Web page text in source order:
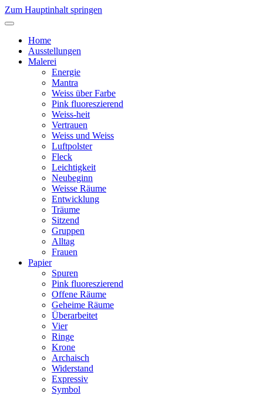
Zum Hauptinhalt springen
Home
Ausstellungen
Malerei
Energie
Mantra
Weiss über Farbe
Pink fluoreszierend
Weiss-heit
Vertrauen
Weiss und Weiss
Luftpolster
Fleck
Leichtigkeit
Neubeginn
Weisse Räume
Entwicklung
Träume
Sitzend
Gruppen
Alltag
Frauen
Papier
Spuren
Pink fluoreszierend
Offene Räume
Geheime Räume
Überarbeitet
Vier
Ringe
Krone
Archaisch
Widerstand
Expressiv
Symbol